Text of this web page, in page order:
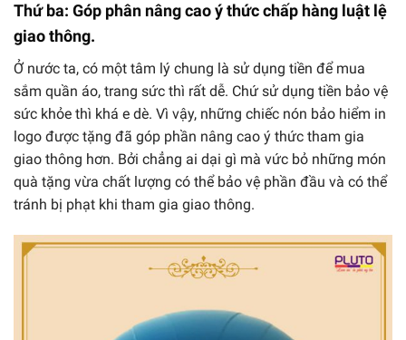
Thứ ba: Góp phân nâng cao ý thức chấp hàng luật lệ
giao thông.
Ở nước ta, có một tâm lý chung là sử dụng tiền để mua
sắm quần áo, trang sức thì rất dễ. Chứ sử dụng tiền bảo vệ
sức khỏe thì khá e dè. Vì vậy, những chiếc nón bảo hiểm in
logo được tặng đã góp phần nâng cao ý thức tham gia
giao thông hơn. Bởi chẳng ai dại gì mà vức bỏ những món
quà tặng vừa chất lượng có thể bảo vệ phần đầu và có thể
tránh bị phạt khi tham gia giao thông.